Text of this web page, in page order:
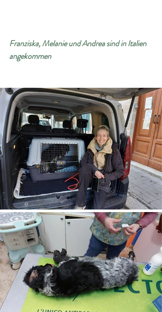
Franziska, Melanie und Andrea sind in Italien
angekommen